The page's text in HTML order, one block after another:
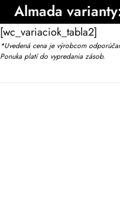
Almada
[wc_variaciok_tabla2]
*Uvedená cena je výrobcom
Ponuka platí do vypredania zásob.